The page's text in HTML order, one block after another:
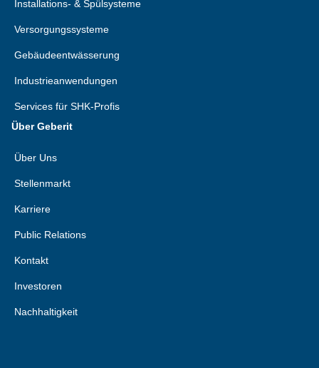
Installations- & Spülsysteme
Versorgungssysteme
Gebäudeentwässerung
Industrieanwendungen
Services für SHK-Profis
Über Geberit
Über Uns
Stellenmarkt
Karriere
Public Relations
Kontakt
Investoren
Nachhaltigkeit